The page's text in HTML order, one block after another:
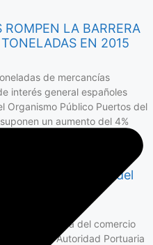
ROMPEN LA BARRERA
EN 2015
de mercancías
interés general españoles
Organismo Público Puertos del
un aumento del 4%
como el primero del
plataforma del comercio
hecho, la Autoridad Portuaria